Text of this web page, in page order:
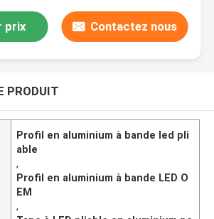
prix Contactez nous
PRODUIT
Profil en aluminium à bande led pli
able
,
Profil en aluminium à bande LED O
EM
,